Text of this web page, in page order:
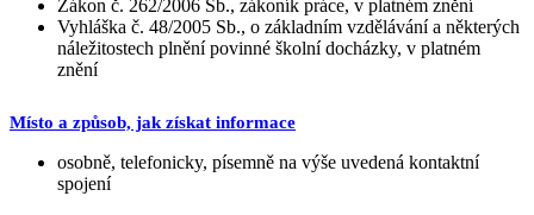
Zákon č. 262/2006 Sb., zákoník práce, v platném znění
Vyhláška č. 48/2005 Sb., o základním vzdělávání a některých
náležitostech plnění povinné školní docházky, v platném
znění
Místo a způsob, jak získat informace
osobně, telefonicky, písemně na výše uvedená kontaktní
spojení